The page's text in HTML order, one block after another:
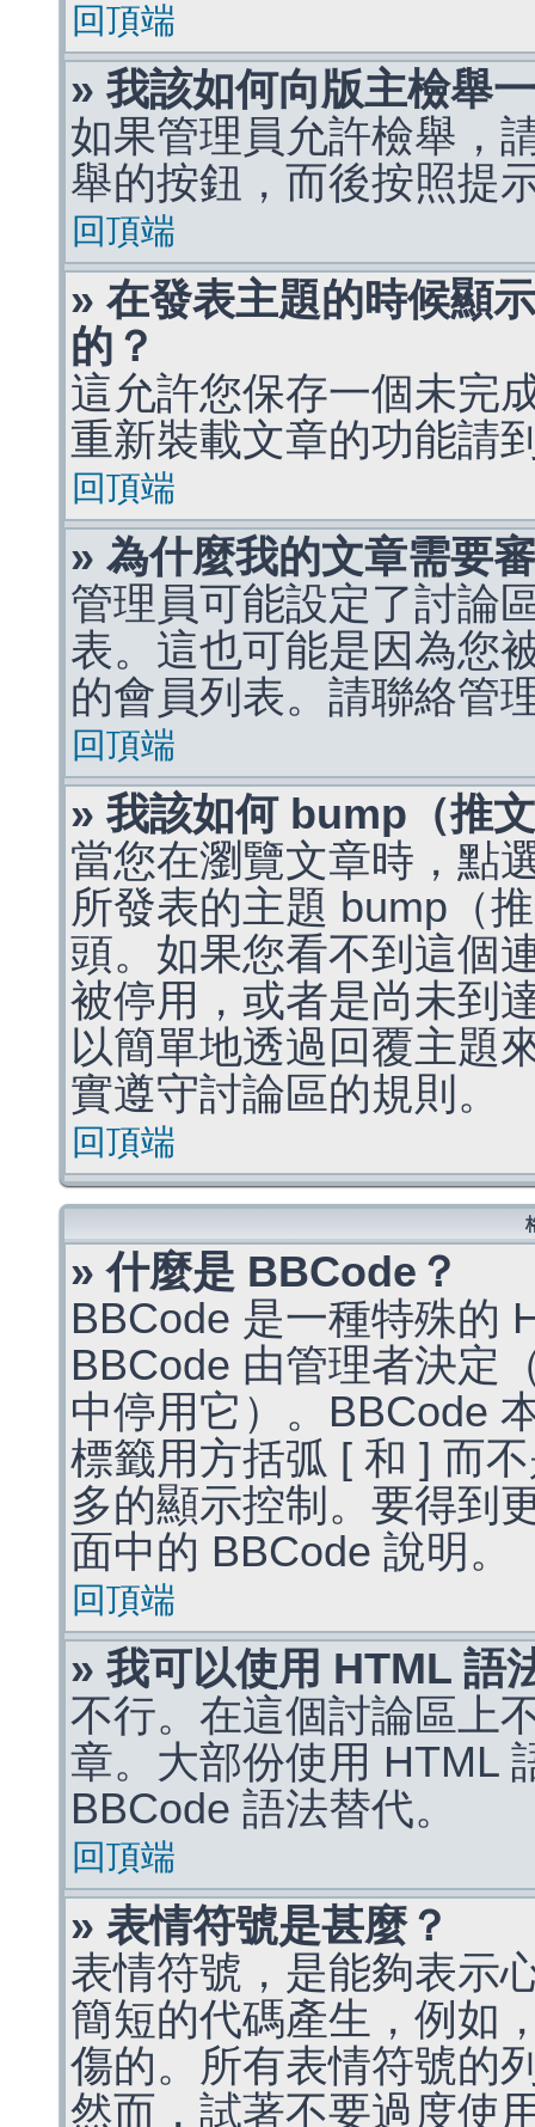
回頂端
» 我該如何向版主檢舉
如果管理員允許檢舉，
舉的按鈕，而後按照提
回頂端
» 在發表主題的時候顯
的？
這允許您保存一個未完
重新裝載文章的功能請
回頂端
» 為什麼我的文章需要
管理員可能設定了討論
表。這也可能是因為您
的會員列表。請聯絡管
回頂端
» 我該如何 bump（推
當您在瀏覽文章時，點
所發表的主題 bump（
頭。如果您看不到這個
被停用，或者是尚未到
以簡單地透過回覆主題
實遵守討論區的規則。
回頂端
» 什麼是 BBCode？
BBCode 是一種特殊的
BBCode 由管理者決定
中停用它）。BBCode
標籤用方括弧 [ 和 ] 而
多的顯示控制。要得到
面中的 BBCode 說明。
回頂端
» 我可以使用 HTML 語
不行。在這個討論區上
章。大部份使用 HTML
BBCode 語法替代。
回頂端
» 表情符號是甚麼？
表情符號，是能夠表示
簡短的代碼產生，例如
傷的。所有表情符號的
然而，試著不要過度使